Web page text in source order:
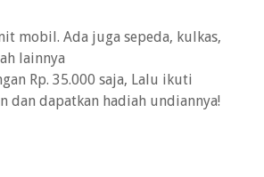
mobil. Ada juga sepeda, kulkas,
lainnya ㅤ
Rp. 35.000 saja, Lalu ikuti
dan dapatkan hadiah undiannya!